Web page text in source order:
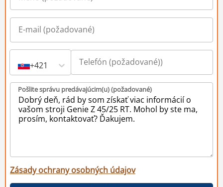
+421
Pošlite správu predávajúcim(u) (požadované)
Zásady ochrany osobných údajov